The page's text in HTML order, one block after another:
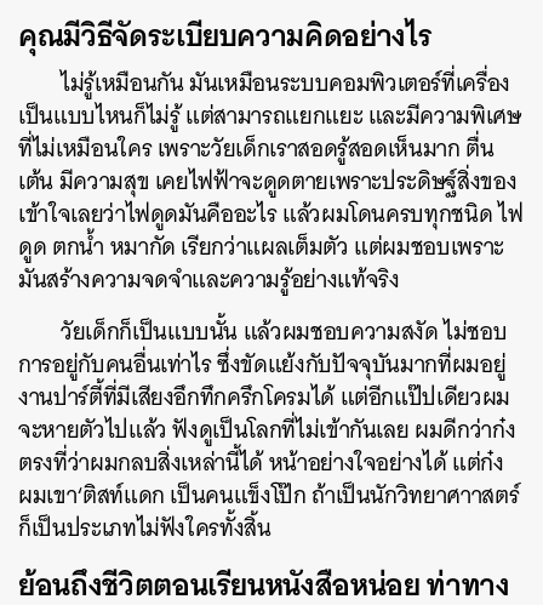
คุณมีวิธีจัดระเบียบความคิดอย่างไร
ไม่รู้เหมือนกัน มันเหมือนระบบคอมพิวเตอร์ที่เครื่อง
เป็นแบบไหนก็ไม่รู้ แต่สามารถแยกแยะ และมีความพิเศษ
ที่ไม่เหมือนใคร เพราะวัยเด็กเราสอดรู้สอดเห็นมาก ตื่น
เต้น มีความสุข เคยไฟฟ้าจะดูดตายเพราะประดิษฐ์สิ่งของ
เข้าใจเลยว่าไฟดูดมันคืออะไร แล้วผมโดนครบทุกชนิด ไฟ
ดูด ตกน้ำ หมากัด เรียกว่าแผลเต็มตัว แต่ผมชอบเพราะ
มันสร้างความจดจำและความรู้อย่างแท้จริง
วัยเด็กก็เป็นแบบนั้น แล้วผมชอบความสงัด ไม่ชอบ
การอยู่กับคนอื่นเท่าไร ซึ่งขัดแย้งกับปัจจุบันมากที่ผมอยู่
งานปาร์ตี้ที่มีเสียงอึกทึกครึกโครมได้ แต่อีกแป๊ปเดียวผม
จะหายตัวไปแล้ว ฟังดูเป็นโลกที่ไม่เข้ากันเลย ผมดีกว่าก๋ง
ตรงที่ว่าผมกลบสิ่งเหล่านี้ได้ หน้าอย่างใจอย่างได้ แต่ก๋ง
ผมเขา‘ติสท์แดก เป็นคนแข็งโป๊ก ถ้าเป็นนักวิทยาศาาสตร์
ก็เป็นประเภทไม่ฟังใครทั้งสิ้น
ย้อนถึงชีวิตตอนเรียนหนังสือหน่อย ท่าทาง